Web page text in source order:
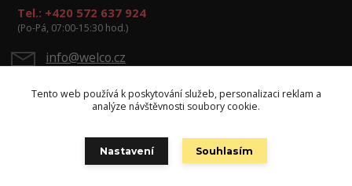
Tel.: +420 572 637 924
(Po-Pá, 07:00-15:30 hod.)
info@welco.cz
Tento web používá k poskytování služeb, personalizaci reklam a
analýze návštěvnosti soubory cookie.
Nastavení Souhlasím